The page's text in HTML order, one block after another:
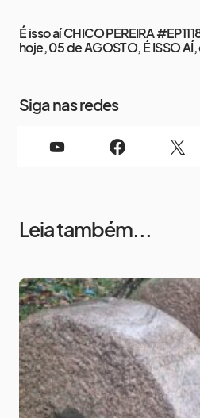
É isso aí CHICO PEREIRA
hoje, 05 de AGOSTO, É ISSO
Siga nas redes
Leia também...